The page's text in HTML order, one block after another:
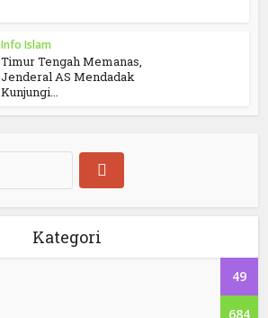
Info Islam
Timur Tengah Memanas,
Jenderal AS Mendadak
Kunjungi...
Kategori
49
684